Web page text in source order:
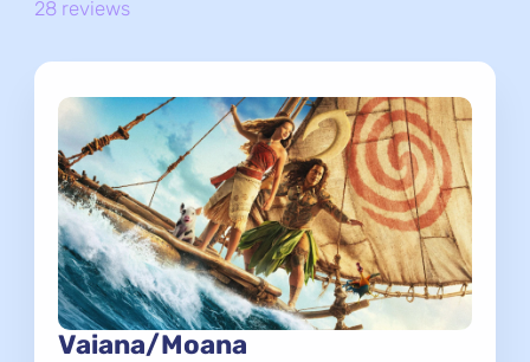
28 reviews
Vaiana/Moana